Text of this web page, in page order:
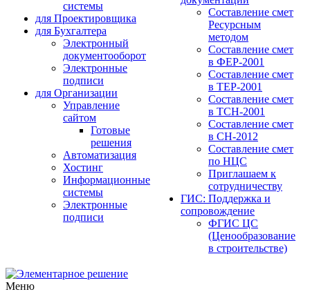
системы
для Проектировщика
для Бухгалтера
Электронный
документооборот
Электронные
подписи
для Организации
Управление
сайтом
Готовые
решения
Автоматизация
Хостинг
Информационные
системы
Электронные
подписи
Составление смет
Ресурсным
методом
Составление смет
в ФЕР-2001
Составление смет
в ТЕР-2001
Составление смет
в ТСН-2001
Составление смет
в СН-2012
Составление смет
по НЦС
Приглашаем к
сотрудничеству
ГИС: Поддержка и
сопровождение
ФГИС ЦС
(Ценообразование
в строительстве)
Меню